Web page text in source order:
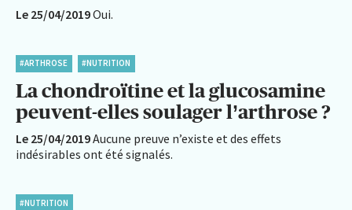
Le 25/04/2019Oui.
#ARTHROSE #NUTRITION
La chondroïtine et la glucosamine
peuvent-elles soulager l’arthrose ?
Le 25/04/2019Aucune preuve n’existe et des effets
indésirables ont été signalés.
#NUTRITION